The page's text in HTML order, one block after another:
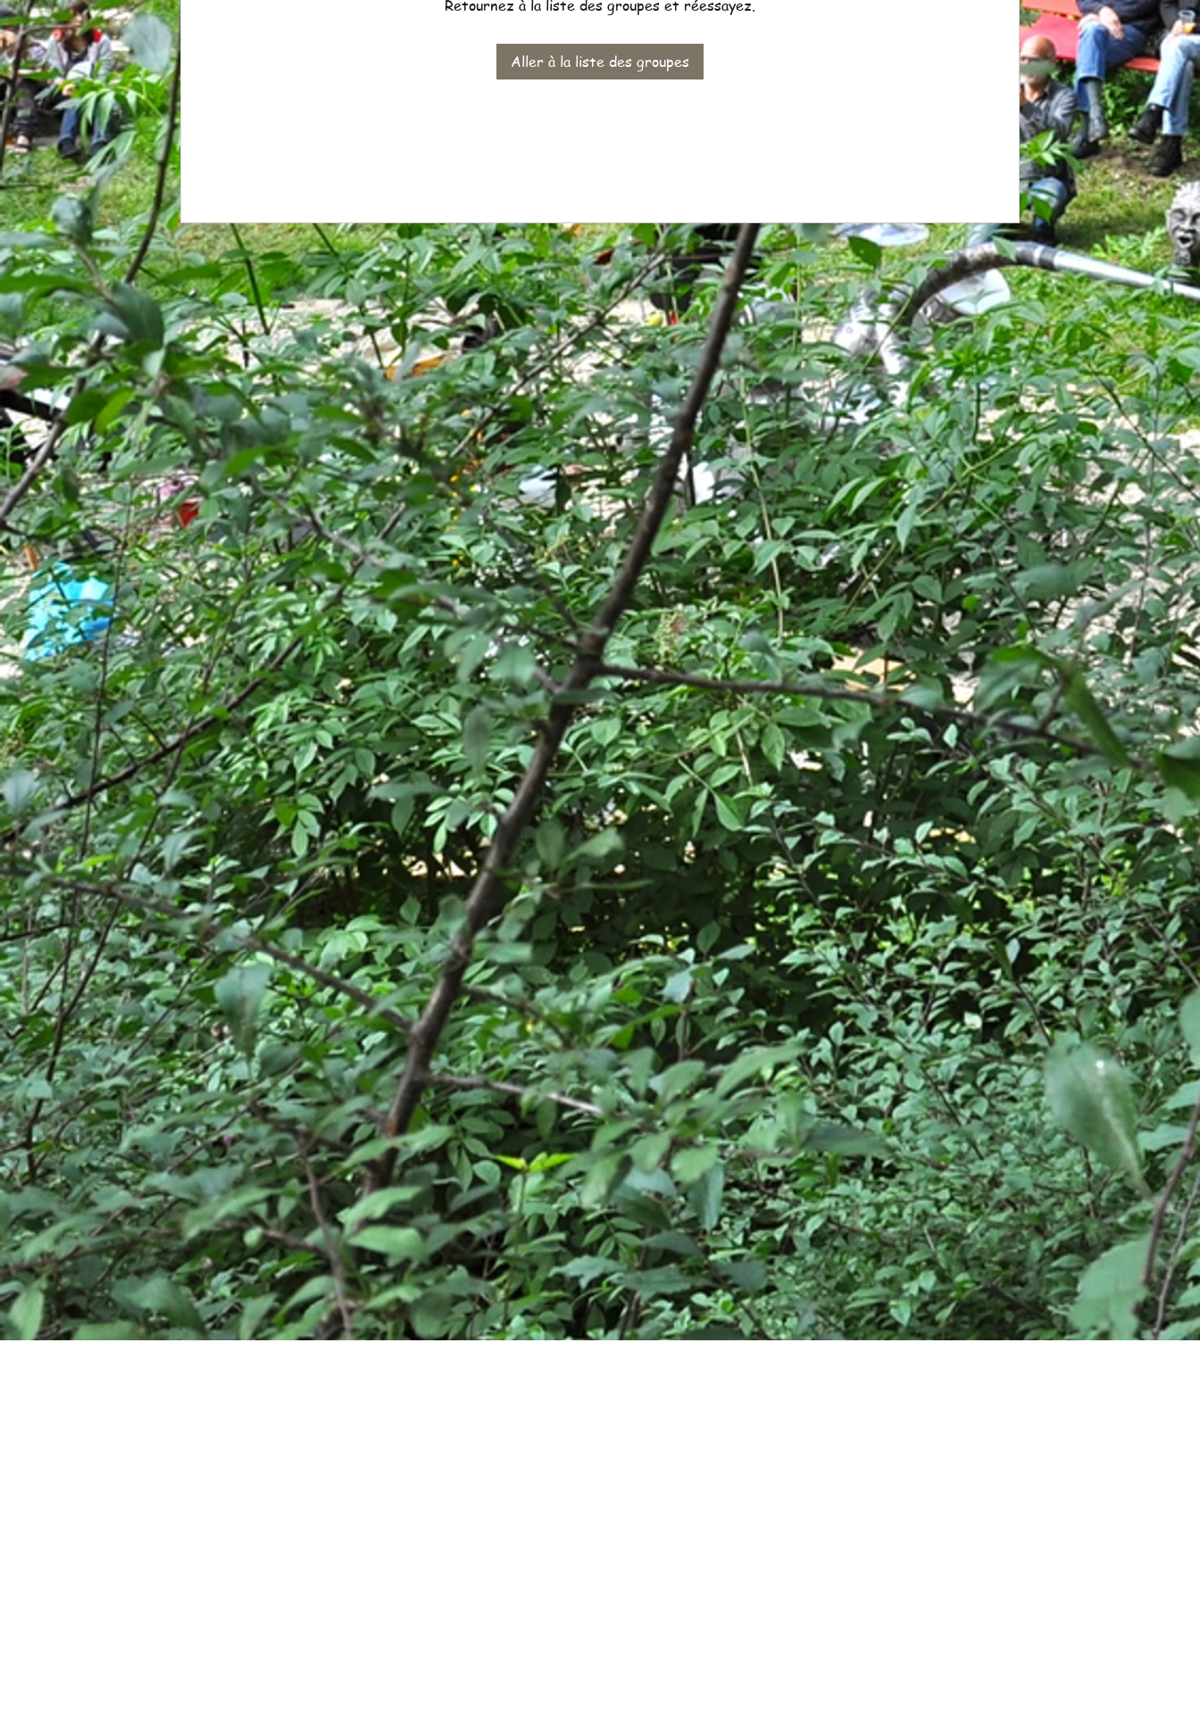
Retournez à la liste des groupes et réessayez.
Aller à la liste des groupes